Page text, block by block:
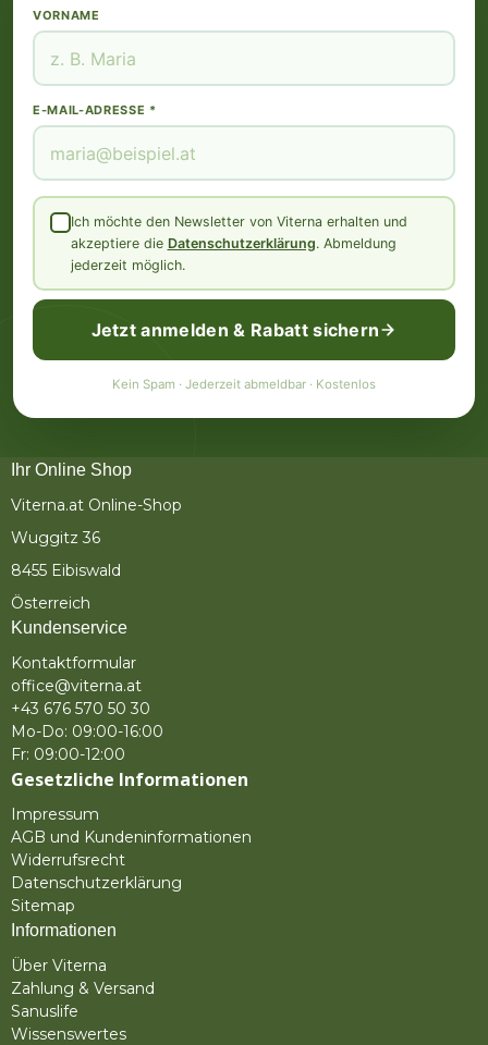
VORNAME
E-MAIL-ADRESSE *
Ich möchte den Newsletter von Viterna erhalten und
akzeptiere die Datenschutzerklärung. Abmeldung
jederzeit möglich.
Jetzt anmelden & Rabatt sichern
Kein Spam · Jederzeit abmeldbar · Kostenlos
Ihr Online Shop
Viterna.at Online-Shop
Wuggitz 36
8455 Eibiswald
Österreich
Kundenservice
Kontaktformular
office@viterna.at
+43 676 570 50 30
Mo-Do: 09:00-16:00
Fr: 09:00-12:00
Gesetzliche Informationen
Impressum
AGB und Kundeninformationen
Widerrufsrecht
Datenschutzerklärung
Sitemap
Informationen
Über Viterna
Zahlung & Versand
Sanuslife
Wissenswertes